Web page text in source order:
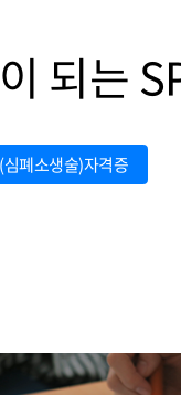
되는
심폐소생술)자격증